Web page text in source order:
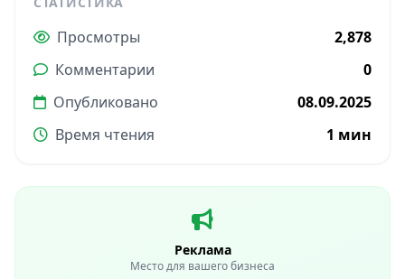
Просмотры
2,878
Комментарии
0
Опубликовано
08.09.2025
Время чтения
1 мин
Реклама
Место для вашего бизнеса